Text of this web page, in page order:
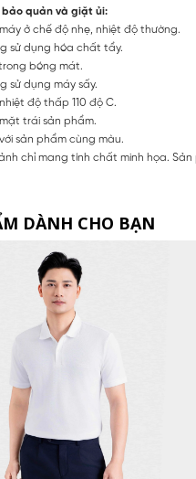
bảo quản và giặt ủi:
ở chế độ nhẹ, nhiệt độ thường.
sử dụng hóa chất tẩy.
bóng mát.
sử dụng máy sấy.
nhiệt độ thấp 110 độ C.
trái sản phẩm.
sản phẩm cùng màu.
chỉ mang tính chất minh họa.
DÀNH CHO BẠN